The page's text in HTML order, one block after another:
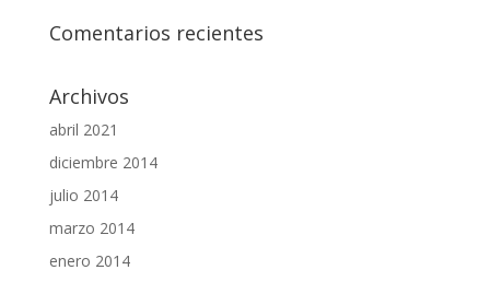
Comentarios recientes
Archivos
abril 2021
diciembre 2014
julio 2014
marzo 2014
enero 2014